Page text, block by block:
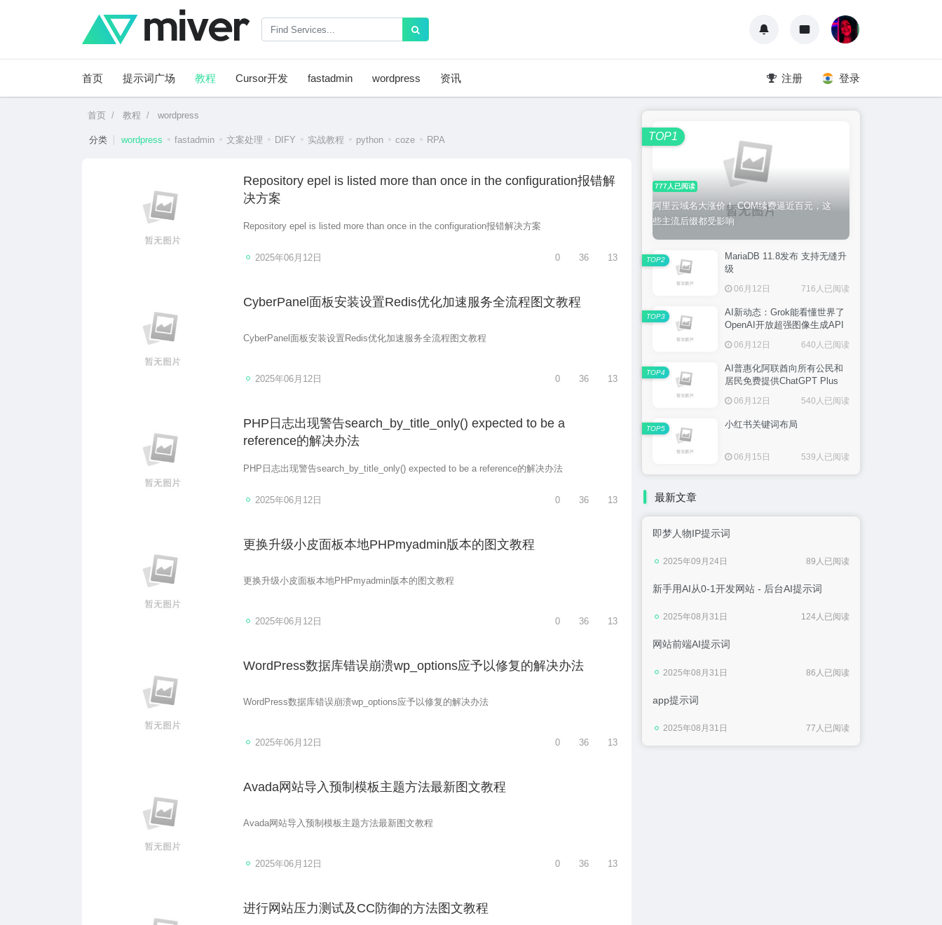
首页 提示词广场 教程 Cursor开发 fastadmin wordpress 资讯 注册 登录
首页 教程 wordpress
分类 wordpress fastadmin 文案处理 DIFY 实战教程 python coze RPA
Repository epel is listed more than once in the configuration报错解
决方案
Repository epel is listed more than once in the configuration报错解决方案
2025年06月12日 0 36 13
CyberPanel面板安装设置Redis优化加速服务全流程图文教程
CyberPanel面板安装设置Redis优化加速服务全流程图文教程
2025年06月12日 0 36 13
PHP日志出现警告search_by_title_only() expected to be a
reference的解决办法
PHP日志出现警告search_by_title_only() expected to be a reference的解决办法
2025年06月12日 0 36 13
更换升级小皮面板本地PHPmyadmin版本的图文教程
更换升级小皮面板本地PHPmyadmin版本的图文教程
2025年06月12日 0 36 13
WordPress数据库错误崩溃wp_options应予以修复的解决办法
WordPress数据库错误崩溃wp_options应予以修复的解决办法
2025年06月12日 0 36 13
Avada网站导入预制模板主题方法最新图文教程
Avada网站导入预制模板主题方法最新图文教程
2025年06月12日 0 36 13
进行网站压力测试及CC防御的方法图文教程
777人已阅读
阿里云域名大涨价！.COM续费逼近百元，这
些主流后缀都受影响
TOP1
MariaDB 11.8发布 支持无缝升
级
06月12日 716人已阅读
TOP2
AI新动态：Grok能看懂世界了
OpenAI开放超强图像生成API
06月12日 640人已阅读
TOP3
AI普惠化阿联酋向所有公民和
居民免费提供ChatGPT Plus
06月12日 540人已阅读
TOP4
小红书关键词布局
06月15日 539人已阅读
TOP5
最新文章
即梦人物IP提示词
2025年09月24日 89人已阅读
新手用AI从0-1开发网站 - 后台AI提示词
2025年08月31日 124人已阅读
网站前端AI提示词
2025年08月31日 86人已阅读
app提示词
2025年08月31日 77人已阅读